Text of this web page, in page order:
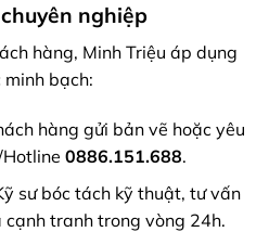
nghiệp
hàng, Minh Triệu áp dụng
bạch:
hàng gửi bản vẽ hoặc yêu
0886.151.688.
sư bóc tách kỹ thuật, tư vấn
tranh trong vòng 24h.